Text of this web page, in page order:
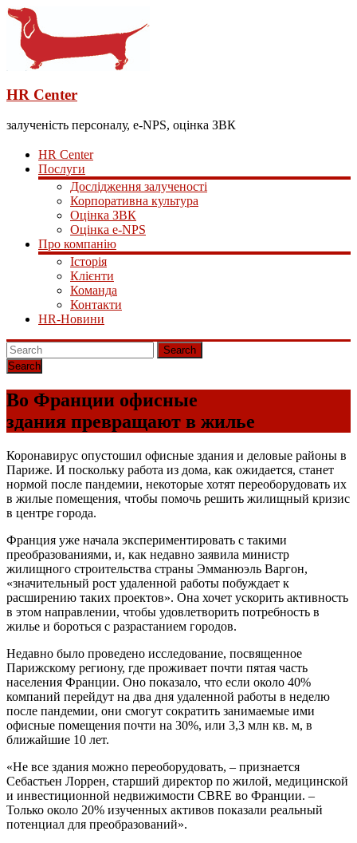
HR Center
залученість персоналу, e-NPS, оцінка ЗВК
HR Center
Послуги
Дослідження залученості
Корпоративна культура
Оцінка ЗВК
Оцінка e-NPS
Про компанію
Історія
Клієнти
Команда
Контакти
HR-Новини
Search
Во Франции офисные
здания превращают в жилье
Коронавирус опустошил офисные здания и деловые районы в
Париже. И поскольку работа из дома, как ожидается, станет
нормой после пандемии, некоторые хотят переоборудовать их
в жилые помещения, чтобы помочь решить жилищный кризис
в центре города.
Франция уже начала экспериментировать с такими
преобразованиями, и, как недавно заявила министр
жилищного строительства страны Эмманюэль Варгон,
«значительный рост удаленной работы побуждает к
расширению таких проектов». Она хочет ускорить активность
в этом направлении, чтобы удовлетворить потребность в
жилье и бороться с разрастанием городов.
Недавно было проведено исследование, посвященное
Парижскому региону, где проживает почти пятая часть
населения Франции. Оно показало, что если около 40%
компаний перейдут на два дня удаленной работы в неделю
после пандемии, они смогут сократить занимаемые ими
офисные помещения почти на 30%, или 3,3 млн кв. м, в
ближайшие 10 лет.
«Не все здания можно переоборудовать, – признается
Себастьен Лоррен, старший директор по жилой, медицинской
и инвестиционной недвижимости CBRE во Франции. –
Только около 20% изученных активов показали реальный
потенциал для преобразований».